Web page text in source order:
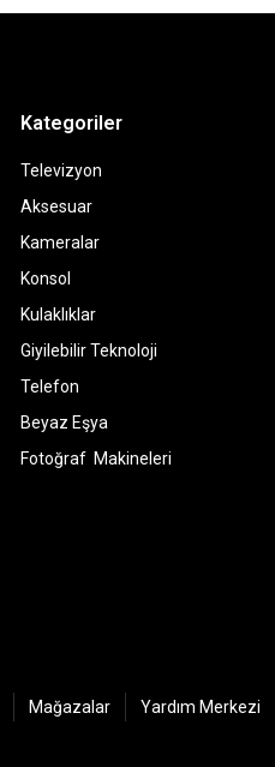
Kategoriler
Televizyon
Aksesuar
Kameralar
Konsol
Kulaklıklar
Giyilebilir Teknoloji
Telefon
Beyaz Eşya
Fotoğraf Makineleri
Mağazalar Yardım Merkezi